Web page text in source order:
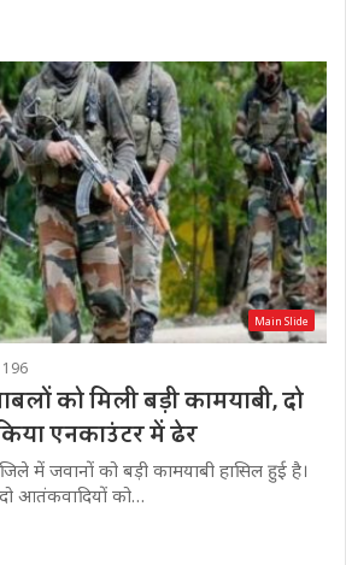
Main Slide
196
को मिली बड़ी कामयाबी, दो
एनकाउंटर में ढेर
में जवानों को बड़ी कामयाबी हासिल हुई है।
आतंकवादियों को…